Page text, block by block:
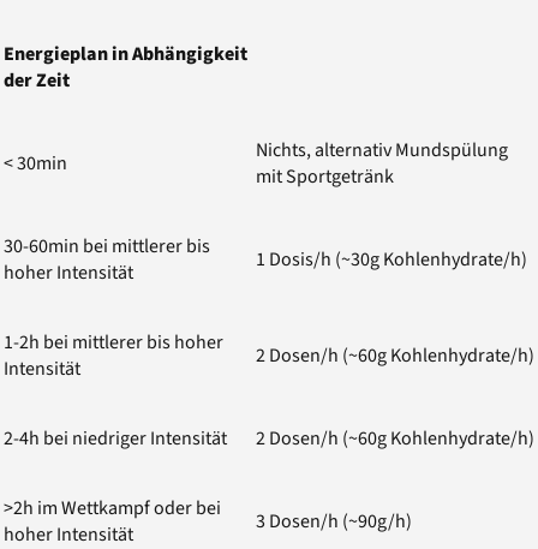
Energieplan in Abhängigkeit
der Zeit
< 30min
Nichts, alternativ Mundspülung
mit Sportgetränk
30-60min bei mittlerer bis
hoher Intensität
1 Dosis/h (~30g Kohlenhydrate/h)
1-2h bei mittlerer bis hoher
Intensität
2 Dosen/h (~60g Kohlenhydrate/h)
2-4h bei niedriger Intensität 2 Dosen/h (~60g Kohlenhydrate/h)
>2h im Wettkampf oder bei
hoher Intensität
3 Dosen/h (~90g/h)